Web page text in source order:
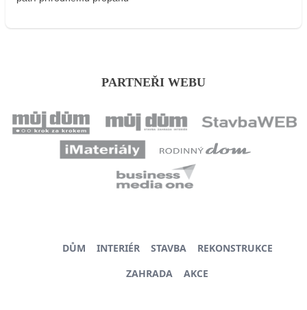
PARTNEŘI WEBU
DŮM INTERIÉR STAVBA
REKONSTRUKCE
ZAHRADA
AKCE